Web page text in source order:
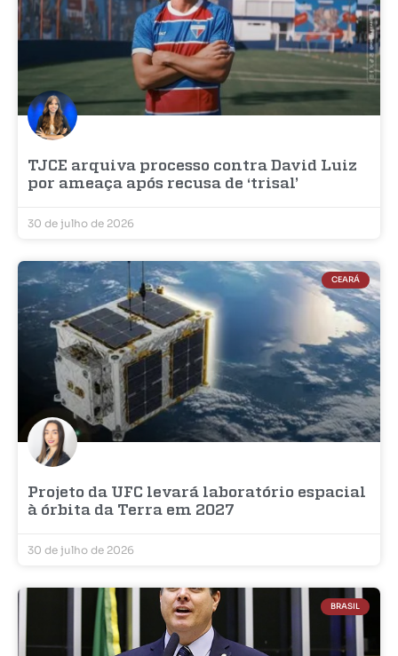
TJCE arquiva processo contra David Luiz
por ameaça após recusa de ‘trisal’
30 de julho de 2026
CEARÁ
Projeto da UFC levará laboratório espacial
à órbita da Terra em 2027
30 de julho de 2026
BRASIL